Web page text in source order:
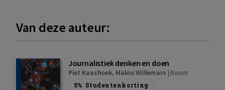
Van deze auteur:
Journalistiek denken en doen
Piet Kaashoek, Malou Willemars | Boom
5% Studentenkorting